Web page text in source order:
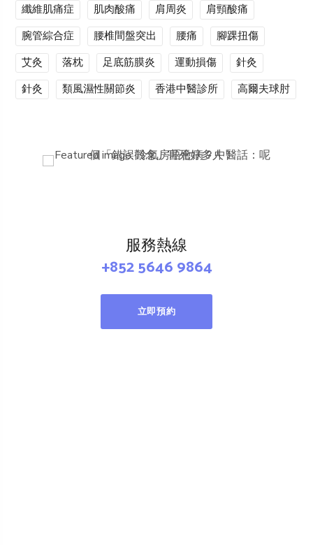
纖維肌痛症
肌肉酸痛 肩周炎
肩頸酸痛
腕管綜合症
腰椎間盤突出 腰痛
腳踝扭傷
艾灸
落枕 足底筋膜炎 運動損傷
針灸
針灸
類風濕性關節炎 香港中醫診所 高爾夫球肘
服務熱線
+852 5646 9864
立即預約